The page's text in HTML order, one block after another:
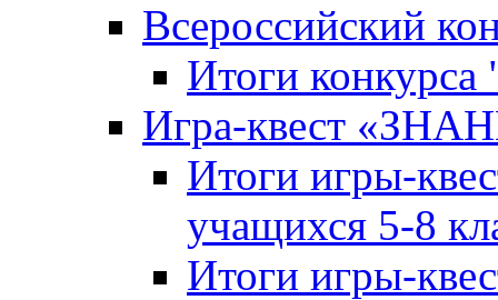
Всероссийский
Итоги
Игра-квест
Итоги игры-
учащихся 5-8
Итоги игры-